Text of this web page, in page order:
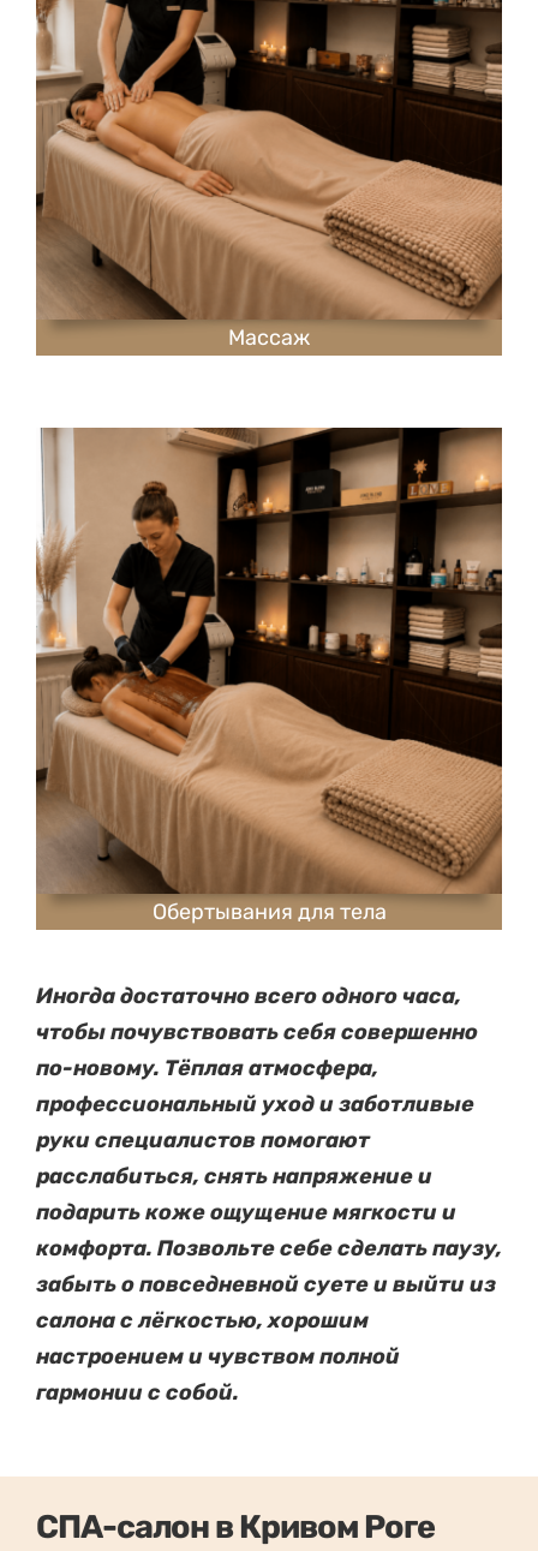
Массаж
Обертывания для тела
Иногда достаточно всего одного часа,
чтобы почувствовать себя совершенно
по-новому. Тёплая атмосфера,
профессиональный уход и заботливые
руки специалистов помогают
расслабиться, снять напряжение и
подарить коже ощущение мягкости и
комфорта. Позвольте себе сделать паузу,
забыть о повседневной суете и выйти из
салона с лёгкостью, хорошим
настроением и чувством полной
гармонии с собой.
СПА-салон в Кривом Роге